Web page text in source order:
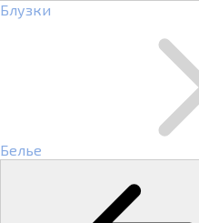
Блузки
Белье